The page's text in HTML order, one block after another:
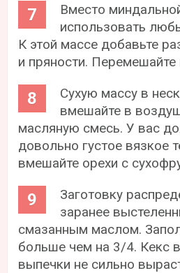
Вместо
использовать
К этой массе добавьте
и пряности. Перемешайте
Сухую массу в
вмешайте в
масляную смесь. У вас
довольно густое вязкое
вмешайте орехи с
Заготовку
заранее
смазанным маслом.
больше чем на 3/4. Кекс
выпечки не сильно